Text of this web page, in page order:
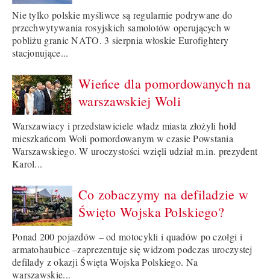
Nie tylko polskie myśliwce są regularnie podrywane do
przechwytywania rosyjskich samolotów operujących w
pobliżu granic NATO. 3 sierpnia włoskie Eurofightery
stacjonujące...
Wieńce dla pomordowanych na
warszawskiej Woli
Warszawiacy i przedstawiciele władz miasta złożyli hołd
mieszkańcom Woli pomordowanym w czasie Powstania
Warszawskiego. W uroczystości wzięli udział m.in. prezydent
Karol...
Co zobaczymy na defiladzie w
Święto Wojska Polskiego?
Ponad 200 pojazdów – od motocykli i quadów po czołgi i
armatohaubice –zaprezentuje się widzom podczas uroczystej
defilady z okazji Święta Wojska Polskiego. Na
warszawskie...